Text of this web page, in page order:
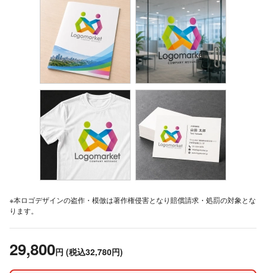
※本ロゴデザインの盗作・模倣は著作権侵害となり賠償請求・処罰の対象とな
ります。
29,800円 (税込32,780円)